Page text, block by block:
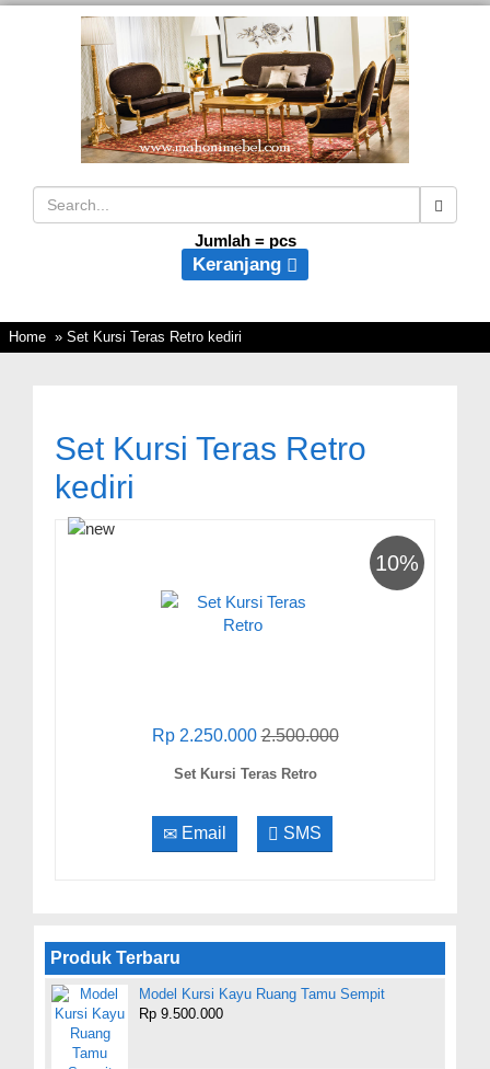
Jumlah = pcs
Keranjang
Home » Set Kursi Teras Retro kediri
Set Kursi Teras Retro
kediri
10%
Rp 2.250.0002.500.000
Set Kursi Teras Retro
Email SMS
Produk Terbaru
Model Kursi Kayu Ruang Tamu Sempit
Rp 9.500.000